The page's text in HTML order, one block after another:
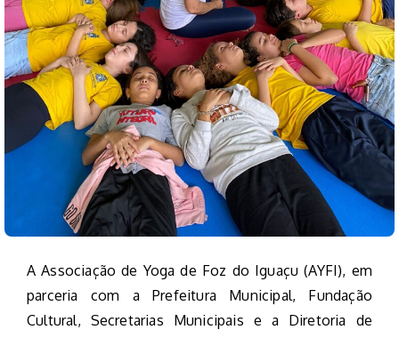
A Associação de Yoga de Foz do Iguaçu (AYFI), em
parceria com a Prefeitura Municipal, Fundação
Cultural, Secretarias Municipais e a Diretoria de